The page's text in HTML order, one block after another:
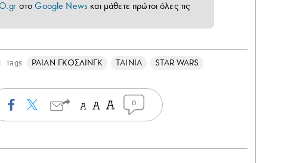
στοGoogle News και μάθετε πρώτοι όλες τις
Tags ΡΑΙΑΝ ΓΚΟΣΛΙΝΓΚ ΤΑΙΝΙΑ STAR WARS
0